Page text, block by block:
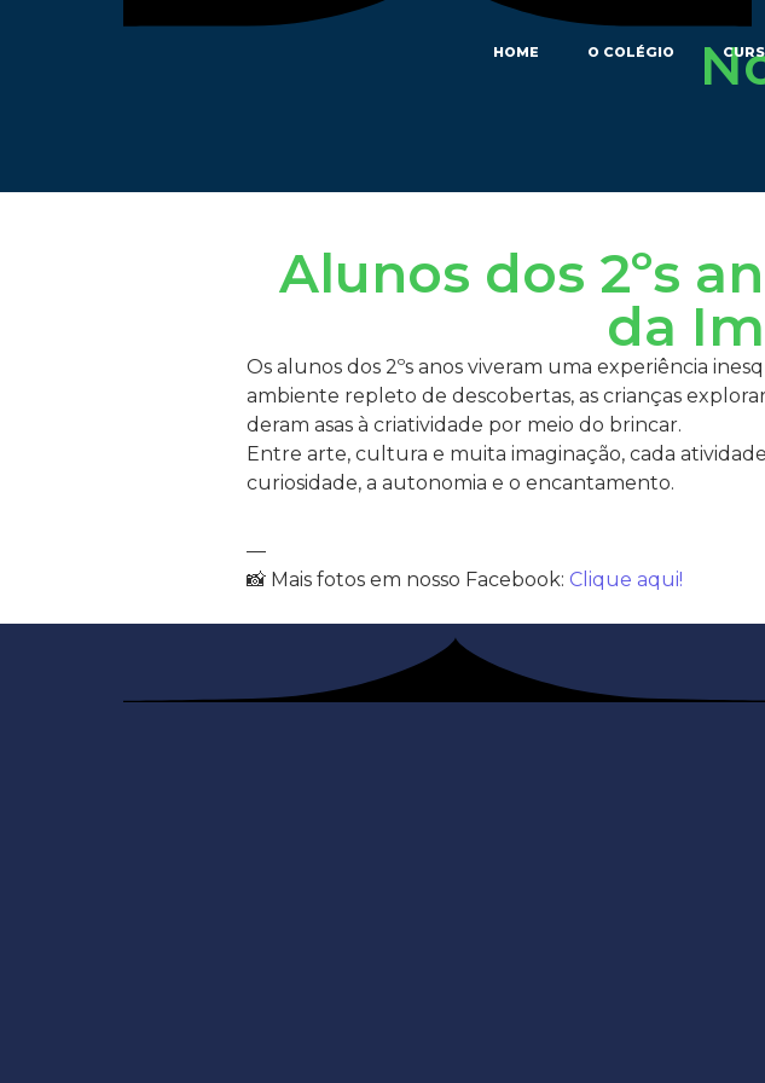
HOME O COLÉGIO
Alunos dos 2ºs
da
Os alunos dos 2ºs anos viveram uma experiência
ambiente repleto de descobertas, as crianças
deram asas à criatividade por meio do brincar.
Entre arte, cultura e muita imaginação, cada
curiosidade, a autonomia e o encantamento.
—
📸 Mais fotos em nosso Facebook: Clique aqui!